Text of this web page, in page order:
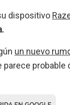
dispositivo
un nuevo
parece probable